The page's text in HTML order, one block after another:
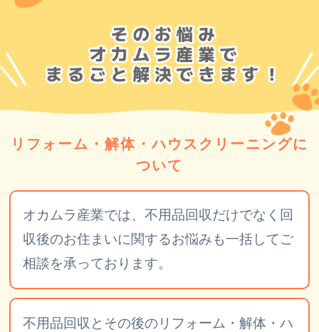
リフォーム・解体・ハウスクリーニングに
ついて
オカムラ産業では、不用品回収だけでなく回
収後のお住まいに関するお悩みも一括してご
相談を承っております。
不用品回収とその後のリフォーム・解体・ハ